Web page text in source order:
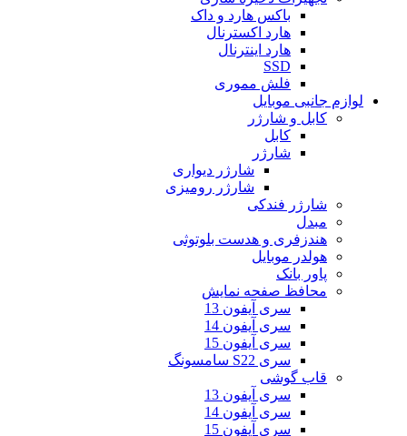
باکس هارد و داک
هارد اکسترنال
هارد اینترنال
SSD
فلش مموری
لوازم جانبی موبایل
کابل و شارژر
کابل
شارژر
شارژر دیواری
شارژر رومیزی
شارژر فندکی
مبدل
هندزفری و هدست بلوتوثی
هولدر موبایل
پاور بانک
محافظ صفحه نمایش
سری آیفون 13
سری آیفون 14
سری آیفون 15
سری S22 سامسونگ
قاب گوشی
سری آیفون 13
سری آیفون 14
سری آیفون 15